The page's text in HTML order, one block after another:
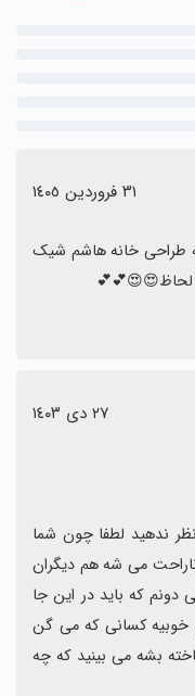
٣١ فروردین ١٤٠٥
٢٧ دی ١٤٠٣